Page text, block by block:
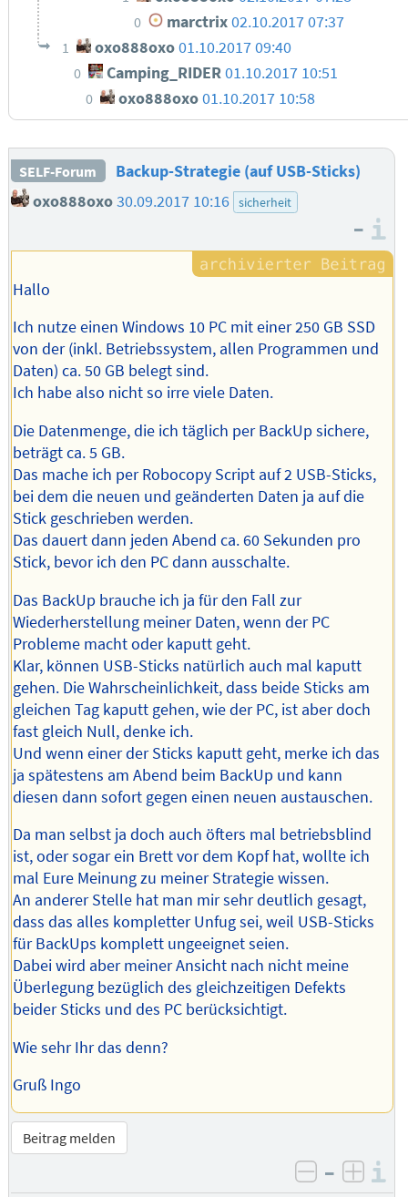
0 marctrix02.10.2017 07:37
1 oxo888oxo 01.10.2017 09:40
0 Camping_RIDER01.10.2017 10:51
0 oxo888oxo01.10.2017 10:58
SELF-Forum
Backup-Strategie (auf USB-Sticks)
oxo888oxo 30.09.2017 10:16 sicherheit
–
Hallo
Ich nutze einen Windows 10 PC mit einer 250 GB SSD
von der (inkl. Betriebssystem, allen Programmen und
Daten) ca. 50 GB belegt sind.
Ich habe also nicht so irre viele Daten.
Die Datenmenge, die ich täglich per BackUp sichere,
beträgt ca. 5 GB.
Das mache ich per Robocopy Script auf 2 USB-Sticks,
bei dem die neuen und geänderten Daten ja auf die
Stick geschrieben werden.
Das dauert dann jeden Abend ca. 60 Sekunden pro
Stick, bevor ich den PC dann ausschalte.
Das BackUp brauche ich ja für den Fall zur
Wiederherstellung meiner Daten, wenn der PC
Probleme macht oder kaputt geht.
Klar, können USB-Sticks natürlich auch mal kaputt
gehen. Die Wahrscheinlichkeit, dass beide Sticks am
gleichen Tag kaputt gehen, wie der PC, ist aber doch
fast gleich Null, denke ich.
Und wenn einer der Sticks kaputt geht, merke ich das
ja spätestens am Abend beim BackUp und kann
diesen dann sofort gegen einen neuen austauschen.
Da man selbst ja doch auch öfters mal betriebsblind
ist, oder sogar ein Brett vor dem Kopf hat, wollte ich
mal Eure Meinung zu meiner Strategie wissen.
An anderer Stelle hat man mir sehr deutlich gesagt,
dass das alles kompletter Unfug sei, weil USB-Sticks
für BackUps komplett ungeeignet seien.
Dabei wird aber meiner Ansicht nach nicht meine
Überlegung bezüglich des gleichzeitigen Defekts
beider Sticks und des PC berücksichtigt.
Wie sehr Ihr das denn?
Gruß Ingo
Beitrag melden
negativ
–